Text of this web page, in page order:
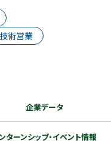
技術営業
企業データ
ターンシップ・イベント情報